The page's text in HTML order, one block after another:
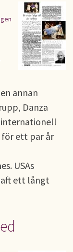
annan
Danza
för ett par år
USAs
ett långt